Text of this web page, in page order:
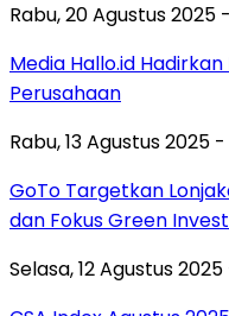
Rabu, 20 Agustus 2025 -
Media Hallo.id
Perusahaan
Rabu, 13 Agustus 2025 -
GoTo Targetkan
dan Fokus Green
Selasa, 12 Agustus